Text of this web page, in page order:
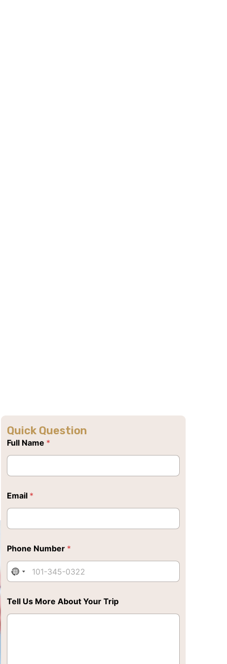
Quick Question
Full Name *
Email *
Phone Number *
Tell Us More About Your Trip